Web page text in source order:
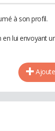
à son profil.
en lui envoyant